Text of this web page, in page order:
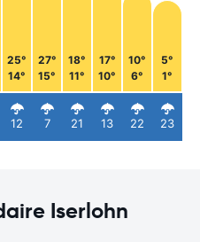
25°
14°
12
27°
15°
7
18°
11°
21
17°
10°
13
10°
6°
22
5°
1°
23
Iserlohn